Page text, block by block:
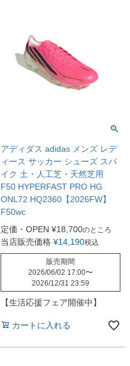
アディダス adidas メンズ レデ
ィース サッカー シューズ スパ
イク 土・人工芝・天然芝用
F50 HYPERFAST PRO HG
ONL72 HQ2360【2026FW】
F50wc
定価・OPEN ¥18,700のところ
当店販売価格 ¥14,190税込
販売期間
2026/06/02 17:00〜
2026/12/31 23:59
【生活応援フェア開催中】
カートに入れる